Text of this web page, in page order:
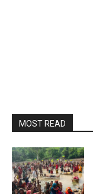
MOST READ